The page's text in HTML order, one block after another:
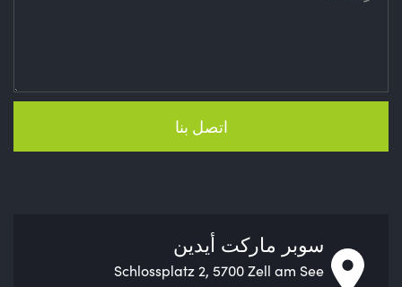
اتصل بنا
سوبر ماركت أيدين
Schlossplatz 2, 5700 Zell am See